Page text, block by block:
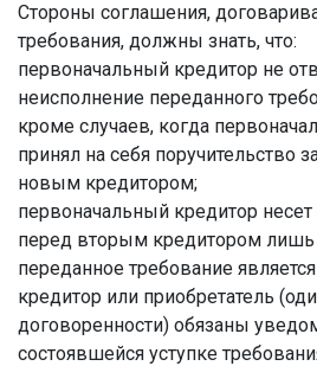
Стороны соглашения,
требования, должны знать, что:
первоначальный кредитор не
неисполнение переданного
кроме случаев, когда
принял на себя поручительство
новым кредитором;
первоначальный кредитор несет
перед вторым кредитором лишь
переданное требование
кредитор или приобретатель
договоренности) обязаны
состоявшейся уступке